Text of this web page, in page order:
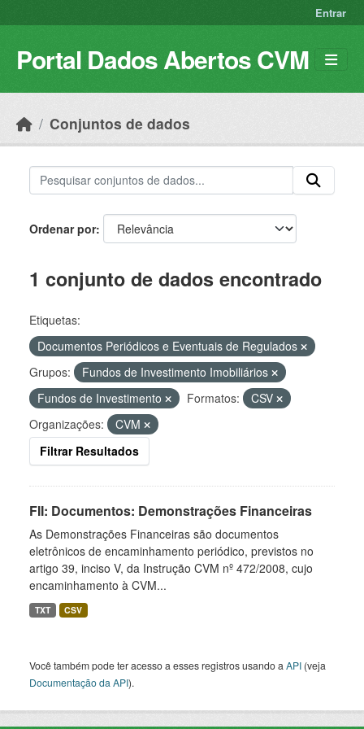
Entrar
Portal Dados Abertos CVM
Conjuntos de dados
Ordenar por
1 conjunto de dados encontrado
Etiquetas:
Documentos Periódicos e Eventuais de Regulados
Grupos:
Fundos de Investimento Imobiliários
Fundos de Investimento
Formatos:
CSV
Organizações:
CVM
Filtrar Resultados
FII: Documentos: Demonstrações Financeiras
As Demonstrações Financeiras são documentos
eletrônicos de encaminhamento periódico, previstos no
artigo 39, inciso V, da Instrução CVM nº 472/2008, cujo
encaminhamento à CVM...
TXT CSV
Você também pode ter acesso a esses registros usando a API (veja
Documentação da API).